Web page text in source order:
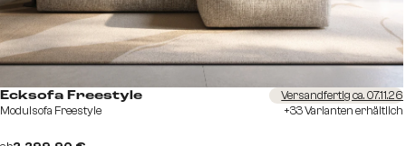
Ecksofa Freestyle
Modulsofa Freestyle
Versandfertig ca. 07.11.26
+33 Varianten erhältlich